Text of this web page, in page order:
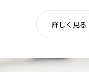
詳しく見る